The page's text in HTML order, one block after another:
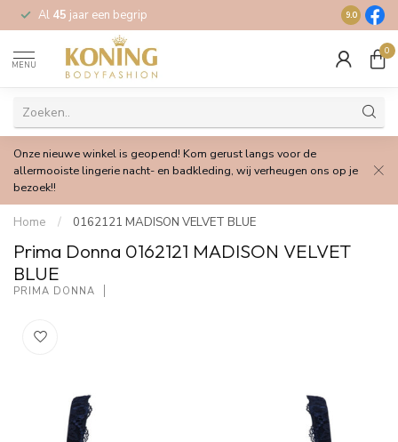
Al 45 jaar een begrip Gratis
9.0
MENU
0
Onze nieuwe winkel is geopend! Kom gerust langs voor de
allermooiste lingerie nacht- en badkleding, wij verheugen ons op je
bezoek!!
Home / 0162121 MADISON VELVET BLUE
Prima Donna 0162121 MADISON VELVET
BLUE
PRIMA DONNA